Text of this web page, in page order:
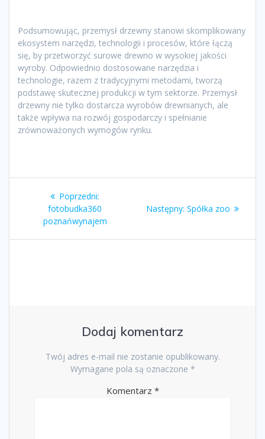
Podsumowując, przemysł drzewny stanowi skomplikowany
ekosystem narzędzi, technologii i procesów, które łączą
się, by przetworzyć surowe drewno w wysokiej jakości
wyroby. Odpowiednio dostosowane narzędzia i
technologie, razem z tradycyjnymi metodami, tworzą
podstawę skutecznej produkcji w tym sektorze. Przemysł
drzewny nie tylko dostarcza wyrobów drewnianych, ale
także wpływa na rozwój gospodarczy i spełnianie
zrównoważonych wymogów rynku.
Nawigacja
wpisu
Poprzedni:
wpis:
fotobudka360
poznańwynajem
Następny: Następny
Spółka zoo
Dodaj komentarz
Twój adres e-mail nie zostanie opublikowany.
Wymagane pola są oznaczone *
Komentarz *